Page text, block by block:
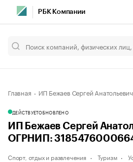
РБК Компании
Главная ИП Бежаев Сергей Анатольевич
ДЕЙСТВУЕТОБНОВЛЕНО
ИП Бежаев Сергей
ОГРНИП:
Спорт, отдых и развлечения Туризм